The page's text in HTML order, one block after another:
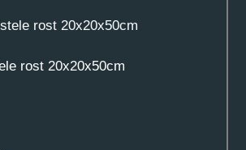
rost 20x20x50cm